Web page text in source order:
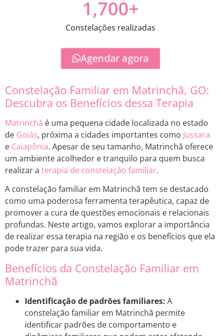
Constelações realizadas
1,700+
Agendar agora
Constelação Familiar em Matrinchã, GO:
Descubra os Benefícios dessa Terapia
Matrinchã é uma pequena cidade localizada no estado
de Goiás, próxima a cidades importantes como Jussara
e Caiapônia. Apesar de seu tamanho, Matrinchã oferece
um ambiente acolhedor e tranquilo para quem busca
realizar a terapia de constelação familiar.
A constelação familiar em Matrinchã tem se destacado
como uma poderosa ferramenta terapêutica, capaz de
promover a cura de questões emocionais e relacionais
profundas. Neste artigo, vamos explorar a importância
de realizar essa terapia na região e os benefícios que ela
pode trazer para sua vida.
Benefícios da Constelação Familiar em
Matrinchã
Identificação de padrões familiares: A
constelação familiar em Matrinchã permite
identificar padrões de comportamento e